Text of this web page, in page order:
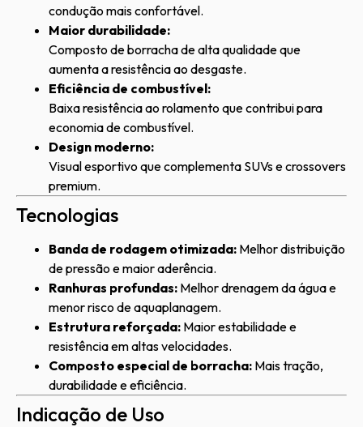
condução mais confortável.
Maior durabilidade:
Composto de borracha de alta qualidade que
aumenta a resistência ao desgaste.
Eficiência de combustível:
Baixa resistência ao rolamento que contribui para
economia de combustível.
Design moderno:
Visual esportivo que complementa SUVs e crossovers
premium.
Tecnologias
Banda de rodagem otimizada: Melhor distribuição
de pressão e maior aderência.
Ranhuras profundas: Melhor drenagem da água e
menor risco de aquaplanagem.
Estrutura reforçada: Maior estabilidade e
resistência em altas velocidades.
Composto especial de borracha: Mais tração,
durabilidade e eficiência.
Indicação de Uso